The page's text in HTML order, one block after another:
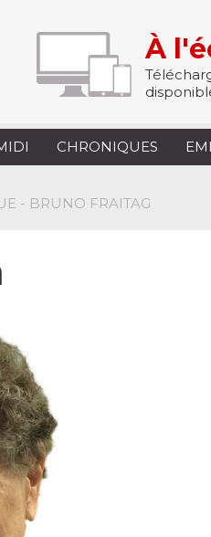
À
CHRONIQUES
- BRUNO FRAITAG